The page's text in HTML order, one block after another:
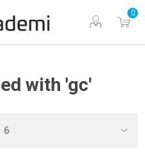
0
with 'gc'